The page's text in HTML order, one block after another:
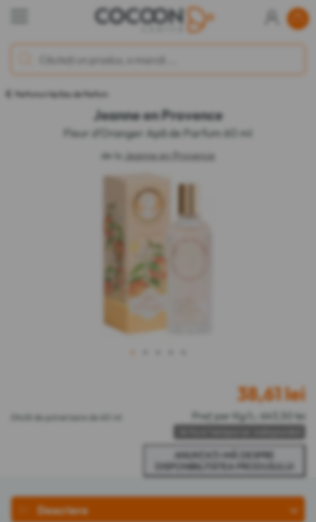
Parfumuri tip Eau de Parfum
Jeanne en Provence
Fleur d'Oranger Apă de Parfum 60 ml
de la Jeanne en Provence
1
Sticlă de pulverizare de 60 ml
38,61lei
Preț per Kg/L: 643,50 lei
Descriere